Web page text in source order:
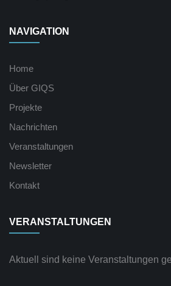
NAVIGATION
Home
Über GIQS
Projekte
Nachrichten
Veranstaltungen
Newsletter
Kontakt
VERANSTALTUNGEN
Aktuell sind keine Veranstaltungen